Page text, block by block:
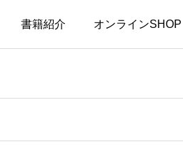
書籍紹介 オンラインSHOP